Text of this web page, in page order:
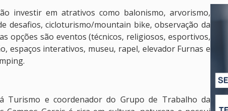
investir em atrativos como balonismo, arvorismo,
desafios, cicloturismo/mountain bike, observação da
opções são eventos (técnicos, religiosos, esportivos,
espaços interativos, museu, rapel, elevador Furnas e
Turismo e coordenador do Grupo de Trabalho da